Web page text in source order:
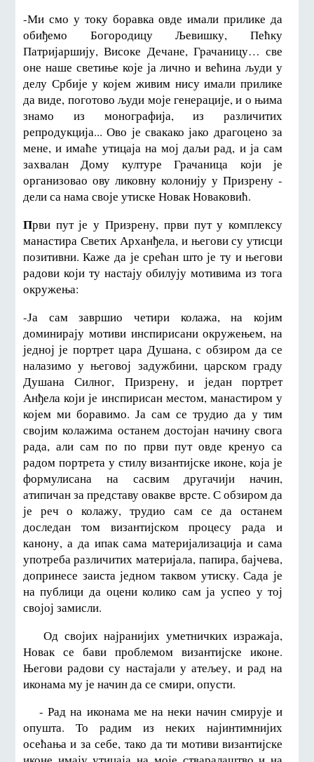
-Ми смо у току боравка овде имали прилике да
обиђемо Богородицу Љевишку, Пећку
Патријаршију, Високе Дечане, Грачаницу… све
оне наше светиње које ја лично и већина људи у
делу Србије у којем живим нису имали прилике
да виде, поготово људи моје генерације, и о њима
знамо из монографија, из различитих
репродукција... Ово је свакако јако драгоцено за
мене, и имаће утицаја на мој даљи рад, и ја сам
захвалан Дому културе Грачаница који је
организовао ову ликовну колонију у Призрену -
дели са нама своје утиске Новак Новаковић.
Први пут је у Призрену, први пут у комплексу
манастира Светих Арханђела, и његови су утисци
позитивни. Каже да је срећан што је ту и његови
радови који ту настају обилују мотивима из тога
окружења:
-Ја сам завршио четири колажа, на којим
доминирају мотиви инспирисани окружењем, на
једној је портрет цара Душана, с обзиром да се
налазимо у његовој задужбини, царском граду
Душана Силног, Призрену, и један портрет
Анђела који је инспирисан местом, манастиром у
којем ми боравимо. Ја сам се трудио да у тим
својим колажима останем достојан начину свога
рада, али сам по по први пут овде кренуо са
радом портрета у стилу византијске иконе, која је
формулисана на сасвим другачији начин,
атипичан за представу овакве врсте. С обзиром да
је реч о колажу, трудио сам се да останем
доследан том византијском процесу рада и
канону, а да ипак сама материјализација и сама
употреба различитих материјала, папира, бајчева,
допринесе заиста једном таквом утиску. Сада је
на публици да оцени колико сам ја успео у тој
својој замисли.
Од својих најранијих уметничких изражаја,
Новак се бави проблемом византијске иконе.
Његови радови су настајали у атељеу, и рад на
иконама му је начин да се смири, опусти.
- Рад на иконама ме на неки начин смирује и
опушта. То радим из неких најинтимнијих
осећања и за себе, тако да ти мотиви византијске